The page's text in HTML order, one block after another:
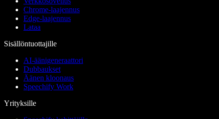
Chrome-laajennus
Edge-laajennus
Lataa
Sisällöntuottajille
AI-äänigeneraattori
Dubbaukset
Äänen kloonaus
Speechify Work
Yrityksille